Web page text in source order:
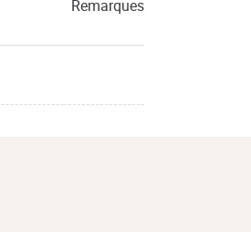
Remarques